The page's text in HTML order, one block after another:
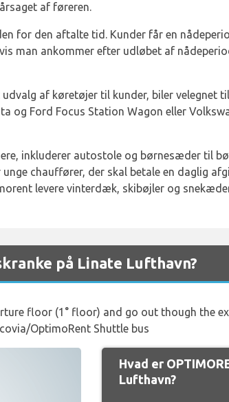
af føreren.
for den aftalte tid. Kunder får en
man ankommer efter udløbet af
af køretøjer til kunder, biler velegnet
og Ford Focus Station Wagon eller
inkluderer autostole og børnesæder til
chauffører, der skal betale en daglig
levere vinterdæk, skibøjler og
på Linate Lufthavn?
floor (1° floor) and go out though the
OptimoRent Shuttle bus
Hvad er
Lufthavn?